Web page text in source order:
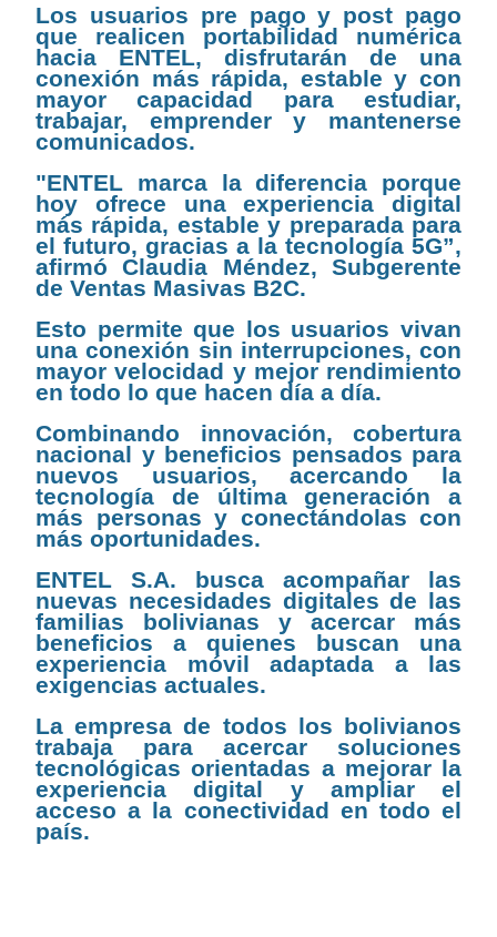
Los usuarios pre pago y post pago
que realicen portabilidad numérica
hacia ENTEL, disfrutarán de una
conexión más rápida, estable y con
mayor capacidad para estudiar,
trabajar, emprender y mantenerse
comunicados.
"ENTEL marca la diferencia porque
hoy ofrece una experiencia digital
más rápida, estable y preparada para
el futuro, gracias a la tecnología 5G”,
afirmó Claudia Méndez, Subgerente
de Ventas Masivas B2C.
Esto permite que los usuarios vivan
una conexión sin interrupciones, con
mayor velocidad y mejor rendimiento
en todo lo que hacen día a día.
Combinando innovación, cobertura
nacional y beneficios pensados para
nuevos usuarios, acercando la
tecnología de última generación a
más personas y conectándolas con
más oportunidades.
ENTEL S.A. busca acompañar las
nuevas necesidades digitales de las
familias bolivianas y acercar más
beneficios a quienes buscan una
experiencia móvil adaptada a las
exigencias actuales.
La empresa de todos los bolivianos
trabaja para acercar soluciones
tecnológicas orientadas a mejorar la
experiencia digital y ampliar el
acceso a la conectividad en todo el
país.